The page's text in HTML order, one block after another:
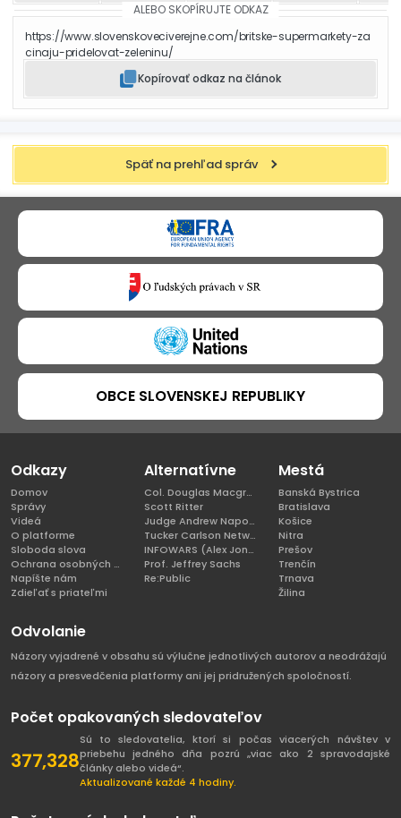
ALEBO SKOPÍRUJTE ODKAZ
https://www.slovenskoveciverejne.com/britske-supermarkety-za
cinaju-pridelovat-zeleninu/
Kopírovať odkaz na článok
Späť na prehľad správ
OBCE SLOVENSKEJ REPUBLIKY
Odkazy
Domov
Správy
Videá
O platforme
Sloboda slova
Ochrana osobných údajov
Napíšte nám
Zdieľať s priateľmi
Alternatívne
Col. Douglas Macgregor, Ph.D
Scott Ritter
Judge Andrew Napolitano
Tucker Carlson Network
INFOWARS (Alex Jones)
Prof. Jeffrey Sachs
Re:Public
Mestá
Banská Bystrica
Bratislava
Košice
Nitra
Prešov
Trenčín
Trnava
Žilina
Odvolanie
Názory vyjadrené v obsahu sú výlučne jednotlivých autorov a neodrážajú
názory a presvedčenia platformy ani jej pridružených spoločností.
Počet opakovaných sledovateľov
377,328
Sú to sledovatelia, ktorí si počas viacerých návštev v
priebehu jedného dňa pozrú „viac ako 2 spravodajské
články alebo videá“.
Aktualizované každé 4 hodiny.